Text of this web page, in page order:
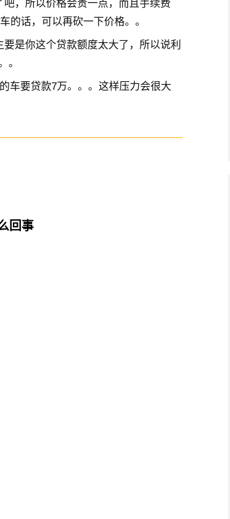
，所以价格会贵一点，而且手续费
的话，可以再砍一下价格。。
是你这个贷款额度太大了，所以说利
。
车要贷款7万。。。这样压力会很大
回事